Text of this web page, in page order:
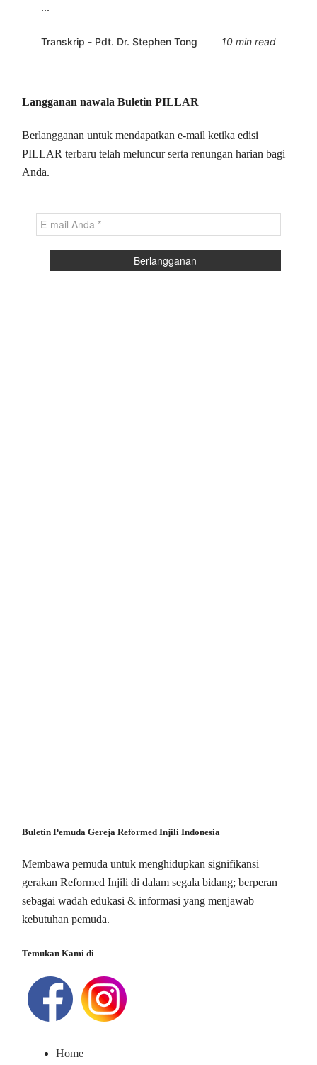
...
Transkrip - Pdt. Dr. Stephen Tong 10 min read
Langganan nawala Buletin PILLAR
Berlangganan untuk mendapatkan e-mail ketika edisi
PILLAR terbaru telah meluncur serta renungan harian bagi
Anda.
Buletin Pemuda Gereja Reformed Injili Indonesia
Membawa pemuda untuk menghidupkan signifikansi
gerakan Reformed Injili di dalam segala bidang; berperan
sebagai wadah edukasi & informasi yang menjawab
kebutuhan pemuda.
Temukan Kami di
Home